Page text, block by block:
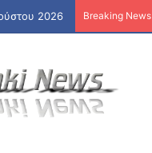
2026 Breaking News